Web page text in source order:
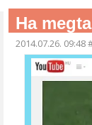
Ha
2014.07.26. 09:48